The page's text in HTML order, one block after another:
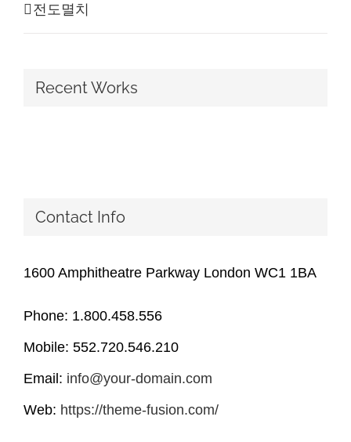
전도멸치
Recent Works
Contact Info
1600 Amphitheatre Parkway London WC1 1BA
Phone: 1.800.458.556
Mobile: 552.720.546.210
Email: info@your-domain.com
Web: https://theme-fusion.com/